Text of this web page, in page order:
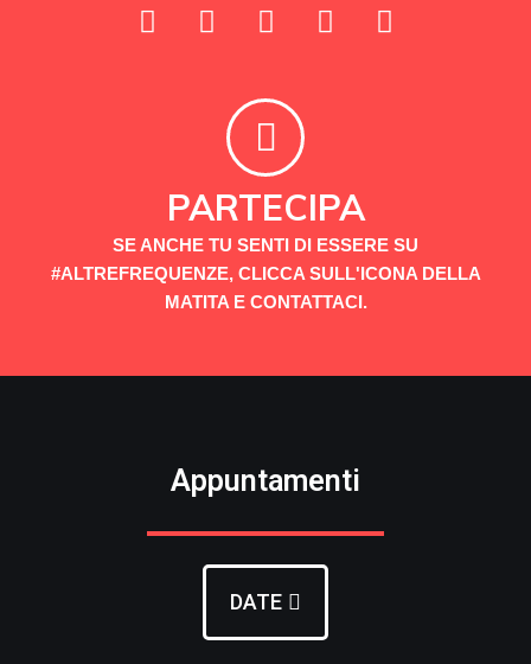
PARTECIPA
SE ANCHE TU SENTI DI ESSERE SU
#ALTREFREQUENZE, CLICCA SULL'ICONA DELLA
MATITA E CONTATTACI.
Appuntamenti
DATE